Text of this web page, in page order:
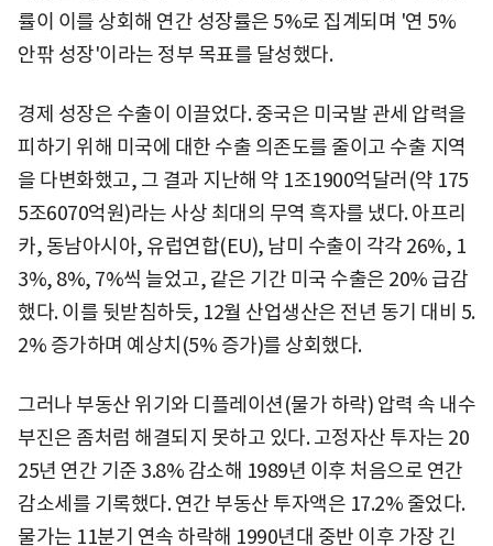
률이 이를 상회해 연간 성장률은 5%로 집계되며 '연 5%
안팎 성장'이라는 정부 목표를 달성했다.
경제 성장은 수출이 이끌었다. 중국은 미국발 관세 압력을
피하기 위해 미국에 대한 수출 의존도를 줄이고 수출 지역
을 다변화했고, 그 결과 지난해 약 1조1900억달러(약 175
5조6070억원)라는 사상 최대의 무역 흑자를 냈다. 아프리
카, 동남아시아, 유럽연합(EU), 남미 수출이 각각 26%, 1
3%, 8%, 7%씩 늘었고, 같은 기간 미국 수출은 20% 급감
했다. 이를 뒷받침하듯, 12월 산업생산은 전년 동기 대비 5.
2% 증가하며 예상치(5% 증가)를 상회했다.
그러나 부동산 위기와 디플레이션(물가 하락) 압력 속 내수
부진은 좀처럼 해결되지 못하고 있다. 고정자산 투자는 20
25년 연간 기준 3.8% 감소해 1989년 이후 처음으로 연간
감소세를 기록했다. 연간 부동산 투자액은 17.2% 줄었다.
물가는 11분기 연속 하락해 1990년대 중반 이후 가장 긴